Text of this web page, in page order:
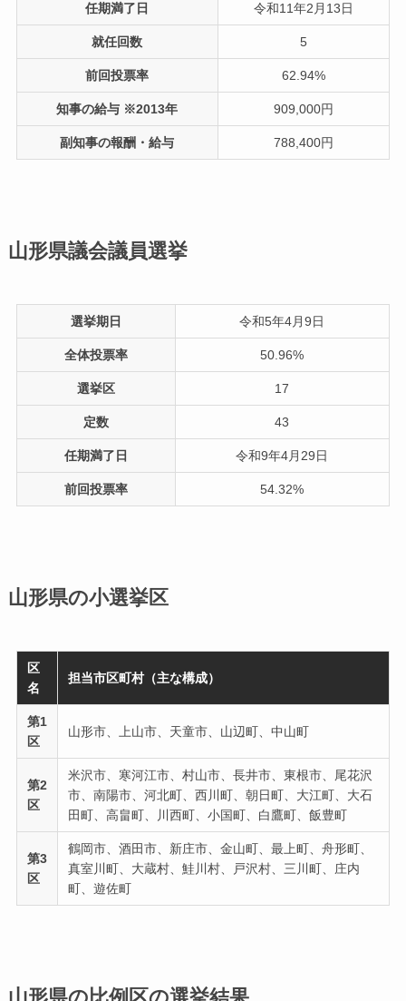
任期満了日 令和11年2月13日
就任回数 5
前回投票率 62.94%
知事の給与 ※2013年 909,000円
副知事の報酬・給与 788,400円
山形県議会議員選挙
選挙期日 令和5年4月9日
全体投票率 50.96%
選挙区 17
定数 43
任期満了日 令和9年4月29日
前回投票率 54.32%
山形県の小選挙区
区
名
担当市区町村（主な構成）
第1
区
山形市、上山市、天童市、山辺町、中山町
第2
区
米沢市、寒河江市、村山市、長井市、東根市、尾花沢
市、南陽市、河北町、西川町、朝日町、大江町、大石
田町、高畠町、川西町、小国町、白鷹町、飯豊町
第3
区
鶴岡市、酒田市、新庄市、金山町、最上町、舟形町、
真室川町、大蔵村、鮭川村、戸沢村、三川町、庄内
町、遊佐町